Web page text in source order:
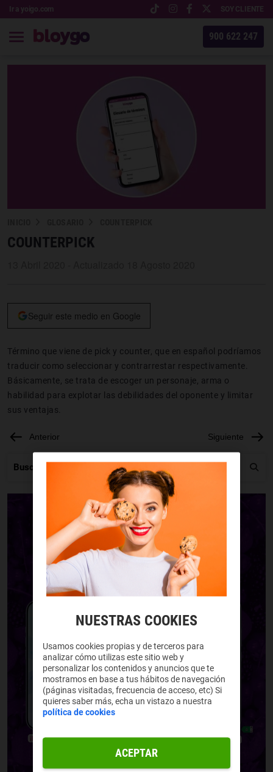
Ir a yoigo.com SOY CLIENTE
900 622 247
COUNTERPICK
Seguir este medio en Google
Término que viene de pick y counter, que en español podríamos
traducir como seleccionar y contrarrestar respectivamente.
Básicamente, se trata de escoger un personaje, arma o
habilidad para explotar las debilidades del oponente y limitar
sus ventajas.
Anterior Siguiente
NUESTRAS COOKIES
Usamos cookies propias y de terceros para
analizar cómo utilizas este sitio web y
personalizar los contenidos y anuncios que te
mostramos en base a tus hábitos de navegación
(páginas visitadas, frecuencia de acceso, etc) Si
quieres saber más, echa un vistazo a nuestra
política de cookies
ACEPTAR